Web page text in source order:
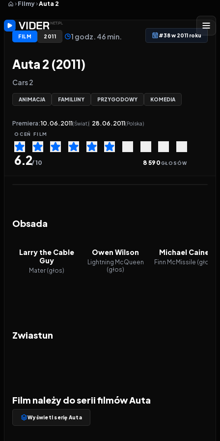
Filmy Auta 2
FILM 2011 1 godz. 46 min. #38 w 2011 roku
Auta 2 (2011)
Cars 2
ANIMACJA FAMILIJNY PRZYGODOWY KOMEDIA
Premiera:10.06.2011(Świat) 28.06.2011(Polska)
OCEŃ FILM
6.2/ 10 8 590GŁOSÓW
Obsada
Larry the Cable
Guy
Mater (głos)
Owen Wilson
Lightning McQueen
(głos)
Michael Caine
Finn McMissile (głos)
Zwiastun
Film należy do serii filmów Auta
Wyświetl serię Auta